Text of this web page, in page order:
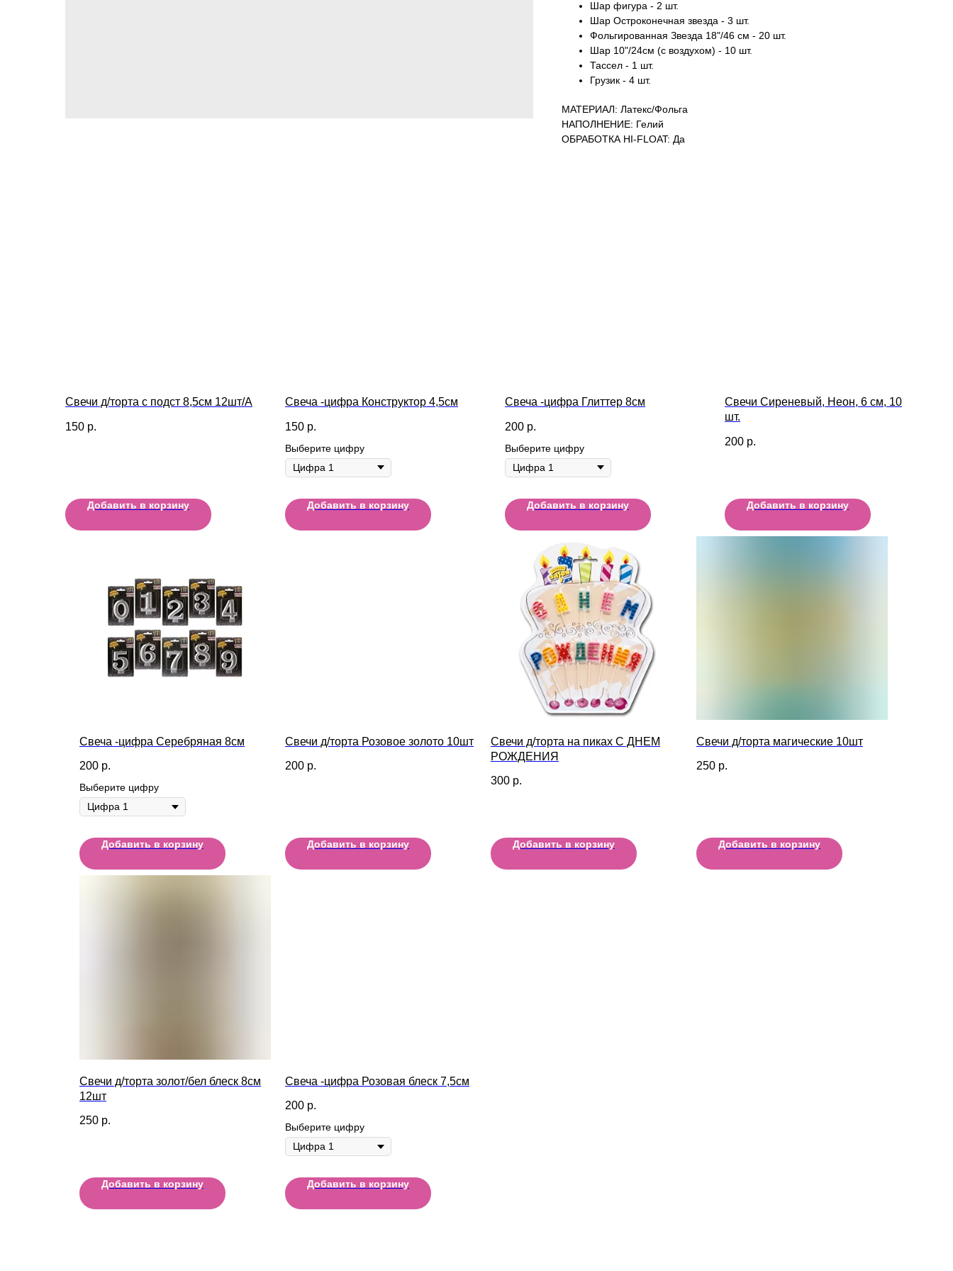
Шар фигура - 2 шт.
Шар Остроконечная звезда - 3 шт.
Фольгированная Звезда 18"/46 см - 20 шт.
Шар 10"/24см (с воздухом) - 10 шт.
Тассел - 1 шт.
Грузик - 4 шт.
МАТЕРИАЛ: Латекс/Фольга
НАПОЛНЕНИЕ: Гелий
ОБРАБОТКА HI-FLOAT: Да
Свечи д/торта с подст 8,5см 12шт/A
150 р.
Добавить в корзину
Свеча -цифра Конструктор 4,5см
150 р.
Выберите цифру
Добавить в корзину
Свеча -цифра Глиттер 8см
200 р.
Выберите цифру
Добавить в корзину
Свечи Сиреневый, Неон, 6 см, 10
шт.
200 р.
Добавить в корзину
Свеча -цифра Серебряная 8см
200 р.
Выберите цифру
Добавить в корзину
Свечи д/торта Розовое золото 10шт
200 р.
Добавить в корзину
Свечи д/торта на пиках С ДНЕМ
РОЖДЕНИЯ
300 р.
Добавить в корзину
Свечи д/торта магические 10шт
250 р.
Добавить в корзину
Свечи д/торта золот/бел блеск 8см
12шт
250 р.
Добавить в корзину
Свеча -цифра Розовая блеск 7,5см
200 р.
Выберите цифру
Добавить в корзину